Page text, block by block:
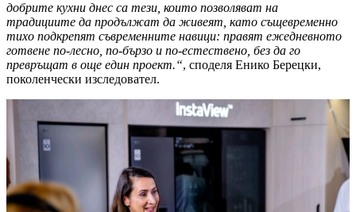
добрите кухни днес са тези, които позволяват на
традициите да продължат да живеят, като същевременно
тихо подкрепят съвременните навици: правят ежедневното
готвене по-лесно, по-бързо и по-естествено, без да го
превръщат в още един проект.“, споделя Eнико Берецки,
поколенчески изследовател.